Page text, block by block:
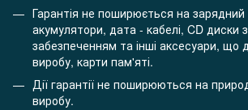
Гарантія не поширюється на зарядний
акумулятори, дата - кабелі, CD диски
забезпеченням та інші аксесуари, що
виробу, карти пам'яті.
Дії гарантії не поширюються на
виробу.